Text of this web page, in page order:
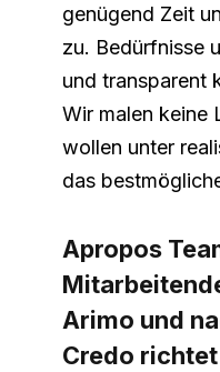
genügend Zeit
zu. Bedürfnisse
und transparent
Wir malen keine
wollen unter
das
Apropos
Arimo und
Credo